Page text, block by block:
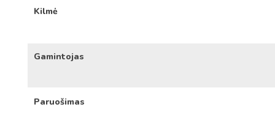
Kilmė
Gamintojas
Paruošimas